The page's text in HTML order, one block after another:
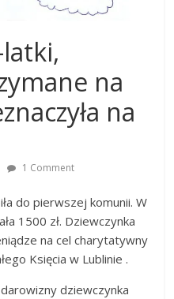
na
na
1 Comment
do pierwszej komunii. W
1500 zł. Dziewczynka
na cel charytatywny
Księcia w Lublinie .
dziewczynka